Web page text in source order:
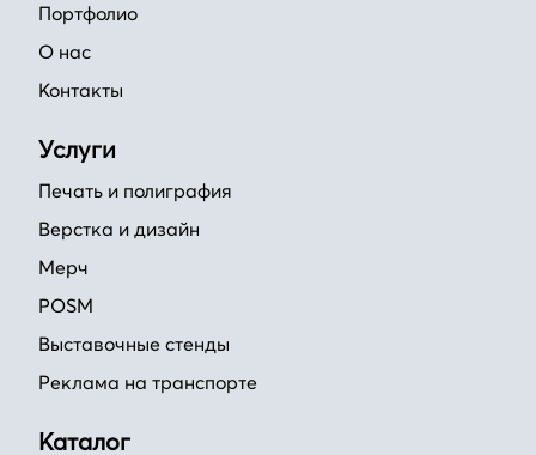
Портфолио
О нас
Контакты
Услуги
Печать и полиграфия
Верстка и дизайн
Мерч
POSM
Выставочные стенды
Реклама на транспорте
Каталог